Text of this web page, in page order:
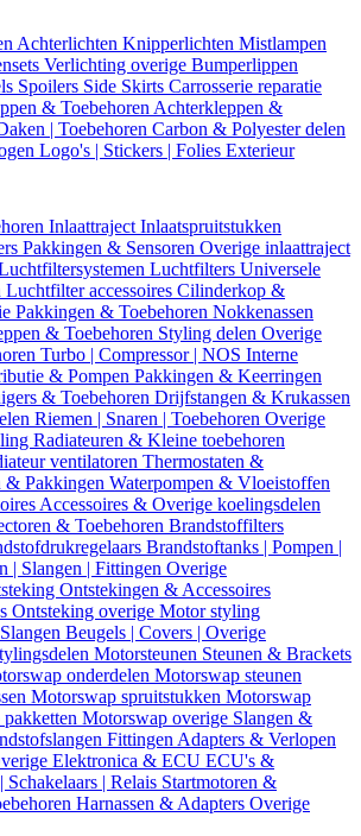
Achterlichten Knipperlichten Mistlampen
Verlichting overige Bumperlippen
Spoilers Side Skirts Carrosserie reparatie
& Toebehoren Achterkleppen &
| Toebehoren Carbon & Polyester delen
Logo's | Stickers | Folies Exterieur
Inlaattraject Inlaatspruitstukken
Pakkingen & Sensoren Overige inlaattraject
Luchtfilters Universele
Luchtfilter accessoires Cilinderkop &
Pakkingen & Toebehoren Nokkenassen
& Toebehoren Styling delen Overige
Turbo | Compressor | NOS Interne
& Pompen Pakkingen & Keerringen
& Toebehoren Drijfstangen & Krukassen
Riemen | Snaren | Toebehoren Overige
Radiateuren & Kleine toebehoren
ventilatoren Thermostaten &
& Pakkingen Waterpompen & Vloeistoffen
Accessoires & Overige koelingsdelen
& Toebehoren Brandstoffilters
Brandstoftanks | Pompen |
| Slangen | Fittingen Overige
Ontstekingen & Accessoires
Ontsteking overige Motor styling
Beugels | Covers | Overige
Motorsteunen Steunen & Brackets
onderdelen Motorswap steunen
Motorswap spruitstukken Motorswap
Motorswap overige Slangen &
Fittingen Adapters & Verlopen
Elektronica & ECU ECU's &
Schakelaars | Relais Startmotoren &
Harnassen & Adapters Overige